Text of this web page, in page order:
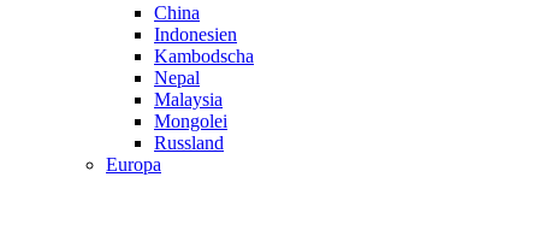
China
Indonesien
Kambodscha
Nepal
Malaysia
Mongolei
Russland
Europa